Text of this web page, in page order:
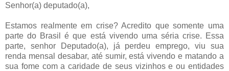
Senhor(a) deputado(a),
Estamos realmente em crise? Acredito que somente uma
parte do Brasil é que está vivendo uma séria crise. Essa
parte, senhor Deputado(a), já perdeu emprego, viu sua
renda mensal desabar, até sumir, está vivendo e matando a
sua fome com a caridade de seus vizinhos e ou entidades